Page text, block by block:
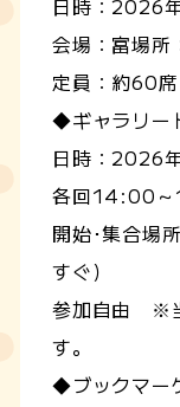
日時：2026
会場：富場
定員：約60
◆ギャラリー
日時：2026
各回14:00
開始･集合場
すぐ）
参加自由 ※
す。
◆ブックマー